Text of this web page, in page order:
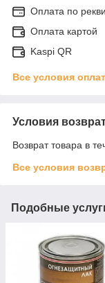
Оплата по
Оплата картой
Kaspi QR
Все условия
Условия
Возврат товара в
Все условия
Подобные